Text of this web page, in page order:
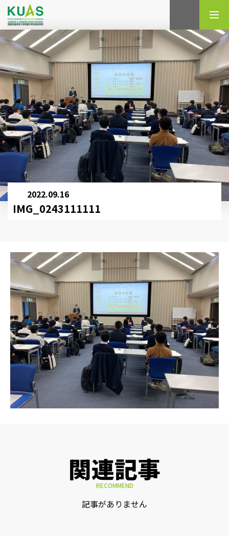
検索
2022.09.16
IMG_0243111111
関連記事
RECOMMEND
記事がありません